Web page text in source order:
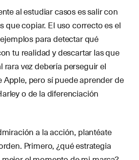
al estudiar casos es salir con
que copiar. El uso correcto es el
para detectar qué
tu realidad y descartar las que
rara vez debería perseguir el
pero sí puede aprender de
o de la diferenciación
a la acción, plantéate
Primero, ¿qué estrategia